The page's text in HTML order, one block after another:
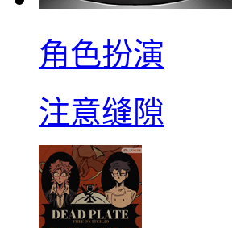
角色扮演
注意缝隙